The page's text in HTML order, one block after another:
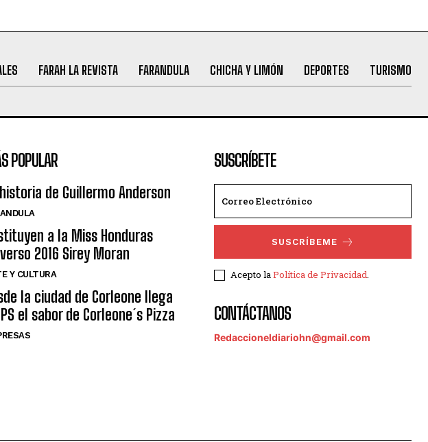
FARAH LA REVISTA FARANDULA CHICHA Y LIMÓN DEPORTES TURISMO
POPULAR
de Guillermo Anderson
a la Miss Honduras
2016 Sirey Moran
Y CULTURA
la ciudad de Corleone llega
el sabor de Corleone´s Pizza
SUSCRÍBETE
SUSCRÍBEME
Acepto laPolítica de Privacidad.
CONTÁCTANOS
Redaccioneldiariohn@gmail.com